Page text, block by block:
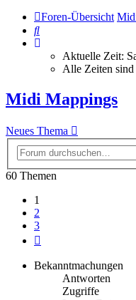
Foren-Übersicht
Suche
Aktuelle Zeit:
Alle Zeiten sind
Midi Mappings
Neues Thema
60 Themen
1
2
3
Bekanntmachungen
Antworten
Zugriffe